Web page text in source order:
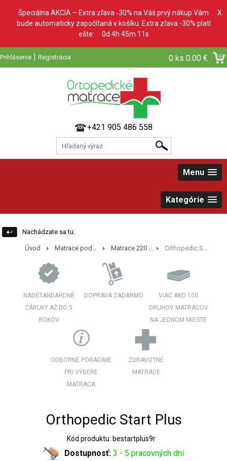
Špeciálna AKCIA – Extra zľava -30% na Váš prvý nákup Vám
bude automaticky započítaná v košíku. Extra zľava -30% platí
ešte: 0d 4h 45m 10s
X
Prihlásenie | Registrácia 0 ks 0.00 €
+421 905 486 558
Menu
Kategórie
Nachádzate sa tu:
Úvod Matrace pod... Matrace 220 ... Orthopedic S...
NADŠTANDARDNÉ
ZÁRUKY AŽ DO 5
ROKOV
DOPRAVA ZADARMO
VIAC AKO 100
DRUHOV MATRACOV
NA JEDNOM MIESTE
ODBORNE PORADÍME
PRI VÝBERE
MATRACA
ZDRAVOTNÉ
MATRACE
Orthopedic Start Plus
Kód produktu: bestartplus9r
Dostupnosť: 3 - 5 pracovných dní